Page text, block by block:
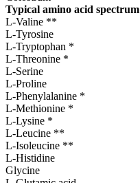
Typical amino acid spectrum
L-Valine **
L-Tyrosine
L-Tryptophan *
L-Threonine *
L-Serine
L-Proline
L-Phenylalanine *
L-Methionine *
L-Lysine *
L-Leucine **
L-Isoleucine **
L-Histidine
Glycine